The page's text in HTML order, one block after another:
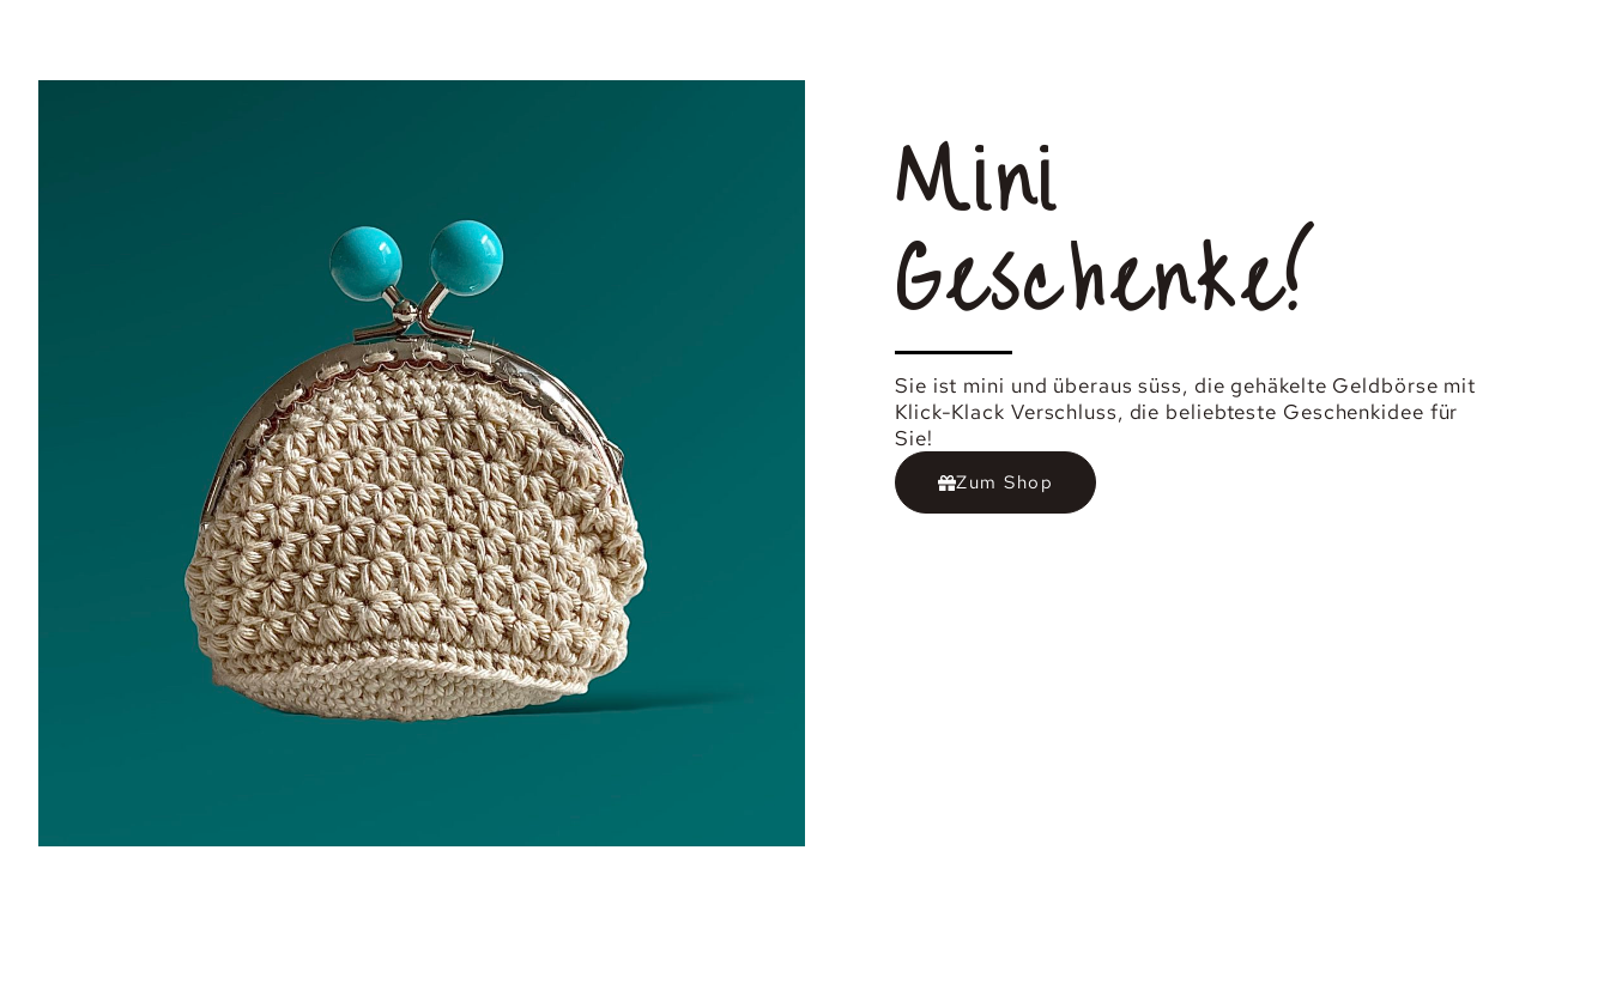
Mini
Geschenke!
Sie ist mini und überaus süss, die gehäkelte Geldbörse mit
Klick-Klack Verschluss, die beliebteste Geschenkidee für
Sie!
Zum Shop